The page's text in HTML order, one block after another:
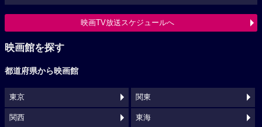
映画TV放送スケジュールへ
映画館を探す
都道府県から映画館
東京 関東
関西 東海